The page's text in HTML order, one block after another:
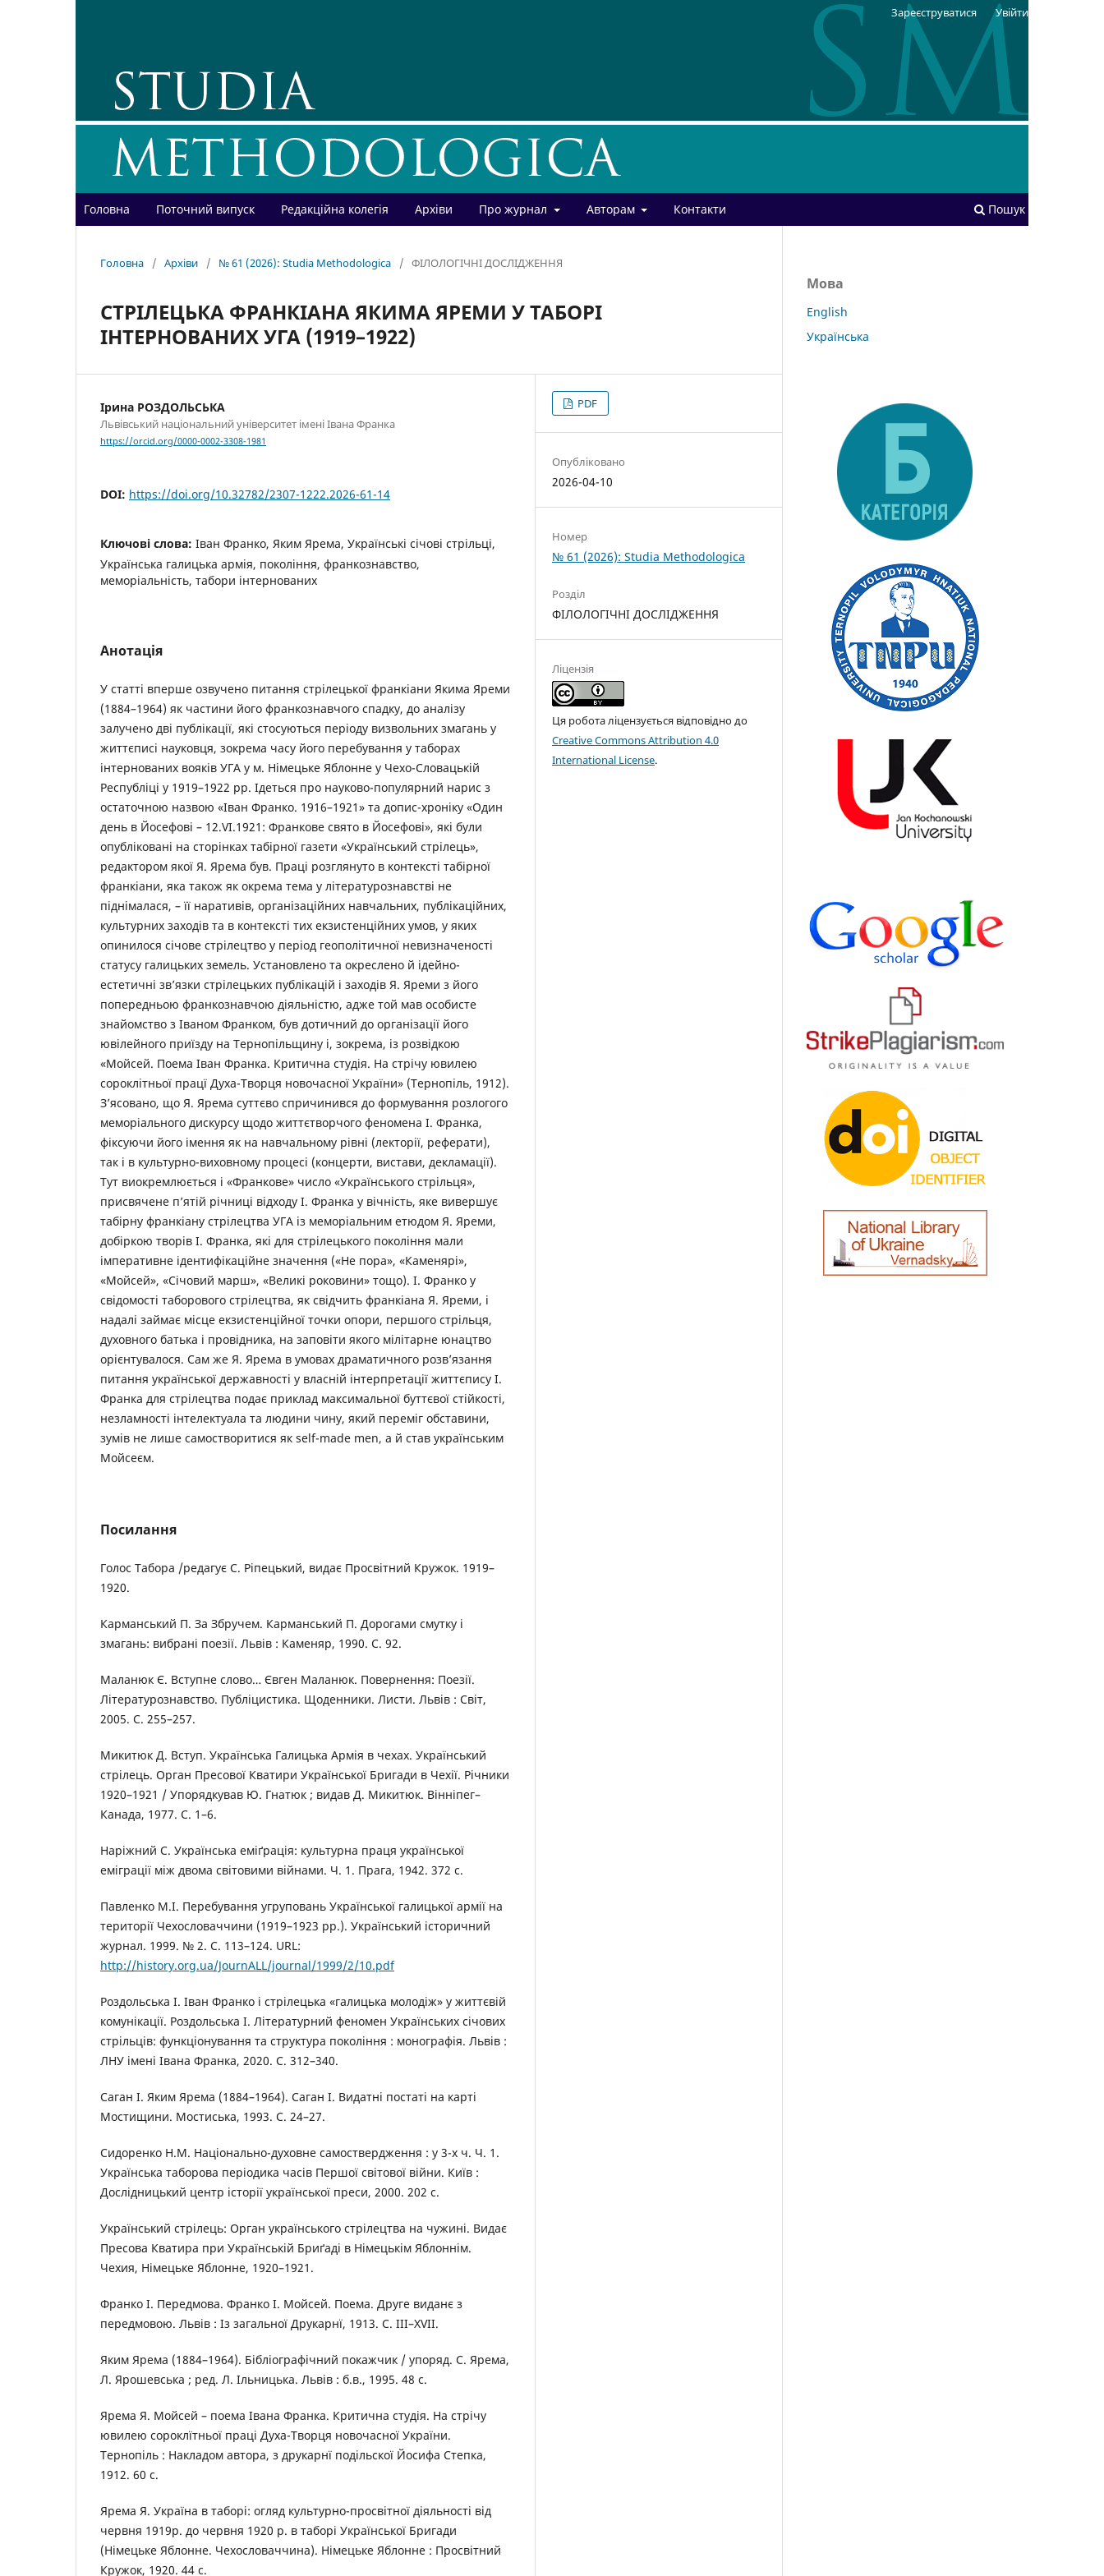
Головна Поточний випуск Редакційна колегія Архіви Про журнал Авторам Контакти Пошук
Зареєструватися Увійти
Головна / Архіви / № 61 (2026): Studia Methodologica / ФІЛОЛОГІЧНІ ДОСЛІДЖЕННЯ
СТРІЛЕЦЬКА ФРАНКІАНА ЯКИМА ЯРЕМИ У ТАБОРІ
ІНТЕРНОВАНИХ УГА (1919–1922)
Ірина РОЗДОЛЬСЬКА
Львівський національний університет імені Івана Франка
https://orcid.org/0000-0002-3308-1981
DOI: https://doi.org/10.32782/2307-1222.2026-61-14
Ключові слова: Іван Франко, Яким Ярема, Українські січові стрільці,
Українська галицька армія, покоління, франкознавство,
меморіальність, табори інтернованих
Анотація
У статті вперше озвучено питання стрілецької франкіани Якима Яреми
(1884–1964) як частини його франкознавчого спадку, до аналізу
залучено дві публікації, які стосуються періоду визвольних змагань у
життєписі науковця, зокрема часу його перебування у таборах
інтернованих вояків УГА у м. Німецьке Яблонне у Чехо-Словацькій
Республіці у 1919–1922 рр. Ідеться про науково-популярний нарис з
остаточною назвою «Іван Франко. 1916–1921» та допис-хроніку «Один
день в Йосефові – 12.VI.1921: Франкове свято в Йосефові», які були
опубліковані на сторінках табірної газети «Український стрілець»,
редактором якої Я. Ярема був. Праці розглянуто в контексті табірної
франкіани, яка також як окрема тема у літературознавстві не
піднімалася, – її наративів, організаційних навчальних, публікаційних,
культурних заходів та в контексті тих екзистенційних умов, у яких
опинилося січове стрілецтво у період геополітичної невизначеності
статусу галицьких земель. Установлено та окреслено й ідейно-
естетичні зв’язки стрілецьких публікацій і заходів Я. Яреми з його
попередньою франкознавчою діяльністю, адже той мав особисте
знайомство з Іваном Франком, був дотичний до організації його
ювілейного приїзду на Тернопільщину і, зокрема, із розвідкою
«Мойсей. Поема Іван Франка. Критична студія. На стрічу ювилею
сороклітньої працї Духа-Творця новочасної України» (Тернопіль, 1912).
З’ясовано, що Я. Ярема суттєво спричинився до формування розлогого
меморіального дискурсу щодо життєтворчого феномена І. Франка,
фіксуючи його імення як на навчальному рівні (лекторії, реферати),
так і в культурно-виховному процесі (концерти, вистави, декламації).
Тут виокремлюється і «Франкове» число «Українського стрільця»,
присвячене п’ятій річниці відходу І. Франка у вічність, яке вивершує
табірну франкіану стрілецтва УГА із меморіальним етюдом Я. Яреми,
добіркою творів І. Франка, які для стрілецького покоління мали
імперативне ідентифікаційне значення («Не пора», «Каменярі»,
«Мойсей», «Січовий марш», «Великі роковини» тощо). І. Франко у
свідомості таборового стрілецтва, як свідчить франкіана Я. Яреми, і
надалі займає місце екзистенційної точки опори, першого стрільця,
духовного батька і провідника, на заповіти якого мілітарне юнацтво
орієнтувалося. Сам же Я. Ярема в умовах драматичного розв’язання
питання української державності у власній інтерпретації життєпису І.
Франка для стрілецтва подає приклад максимальної буттєвої стійкості,
незламності інтелектуала та людини чину, який переміг обставини,
зумів не лише самостворитися як self-made men, а й став українським
Мойсеєм.
Посилання
Голос Табора /редагує С. Ріпецький, видає Просвітний Кружок. 1919–
1920.
Карманський П. За Збручем. Карманський П. Дорогами смутку і
змагань: вибрані поезії. Львів : Каменяр, 1990. С. 92.
Маланюк Є. Вступне слово… Євген Маланюк. Повернення: Поезії.
Літературознавство. Публіцистика. Щоденники. Листи. Львів : Світ,
2005. С. 255–257.
Микитюк Д. Вступ. Українська Галицька Армія в чехах. Український
стрілець. Орган Пресової Кватири Української Бригади в Чехії. Річники
1920–1921 / Упорядкував Ю. Гнатюк ; видав Д. Микитюк. Вінніпег–
Канада, 1977. С. 1–6.
Наріжний С. Українська еміґрація: культурна праця української
еміграції між двома світовими війнами. Ч. 1. Прага, 1942. 372 с.
Павленко М.І. Перебування угруповань Української галицької армії на
території Чехословаччини (1919–1923 рр.). Український історичний
журнал. 1999. № 2. С. 113–124. URL:
http://history.org.ua/JournALL/journal/1999/2/10.pdf
Роздольська І. Іван Франко і стрілецька «галицька молодіж» у життєвій
комунікації. Роздольська І. Літературний феномен Українських січових
стрільців: функціонування та структура покоління : монографія. Львів :
ЛНУ імені Івана Франка, 2020. С. 312–340.
Саган І. Яким Ярема (1884–1964). Саган І. Видатні постаті на карті
Мостищини. Мостиська, 1993. С. 24–27.
Сидоренко Н.М. Національно-духовне самоствердження : у 3-х ч. Ч. 1.
Українська таборова періодика часів Першої світової війни. Київ :
Дослідницький центр історії української преси, 2000. 202 с.
Український стрілець: Орган українського стрілецтва на чужині. Видає
Пресова Кватира при Українській Бриґаді в Німецькім Яблоннім.
Чехия, Німецьке Яблонне, 1920–1921.
Франко І. Передмова. Франко І. Мойсей. Поема. Друге виданє з
передмовою. Львів : Із загальної Друкарнї, 1913. С. ІІІ–ХVІІ.
Яким Ярема (1884–1964). Бібліографічний покажчик / упоряд. С. Ярема,
Л. Ярошевська ; ред. Л. Ільницька. Львів : б.в., 1995. 48 с.
Ярема Я. Мойсей – поема Івана Франка. Критична студія. На стрічу
ювилею сороклїтньої праці Духа-Творця новочасної України.
Тернопіль : Накладом автора, з друкарнї подільскої Йосифа Степка,
1912. 60 с.
Ярема Я. Україна в таборі: огляд культурно-просвітної діяльності від
червня 1919р. до червня 1920 р. в таборі Української Бригади
(Німецьке Яблонне. Чехословаччина). Німецьке Яблонне : Просвітний
Кружок, 1920. 44 с.
PDF
Опубліковано
2026-04-10
Номер
№ 61 (2026): Studia Methodologica
Розділ
ФІЛОЛОГІЧНІ ДОСЛІДЖЕННЯ
Ліцензія
Ця робота ліцензується відповідно до
Creative Commons Attribution 4.0
International License.
Мова
English
Українська